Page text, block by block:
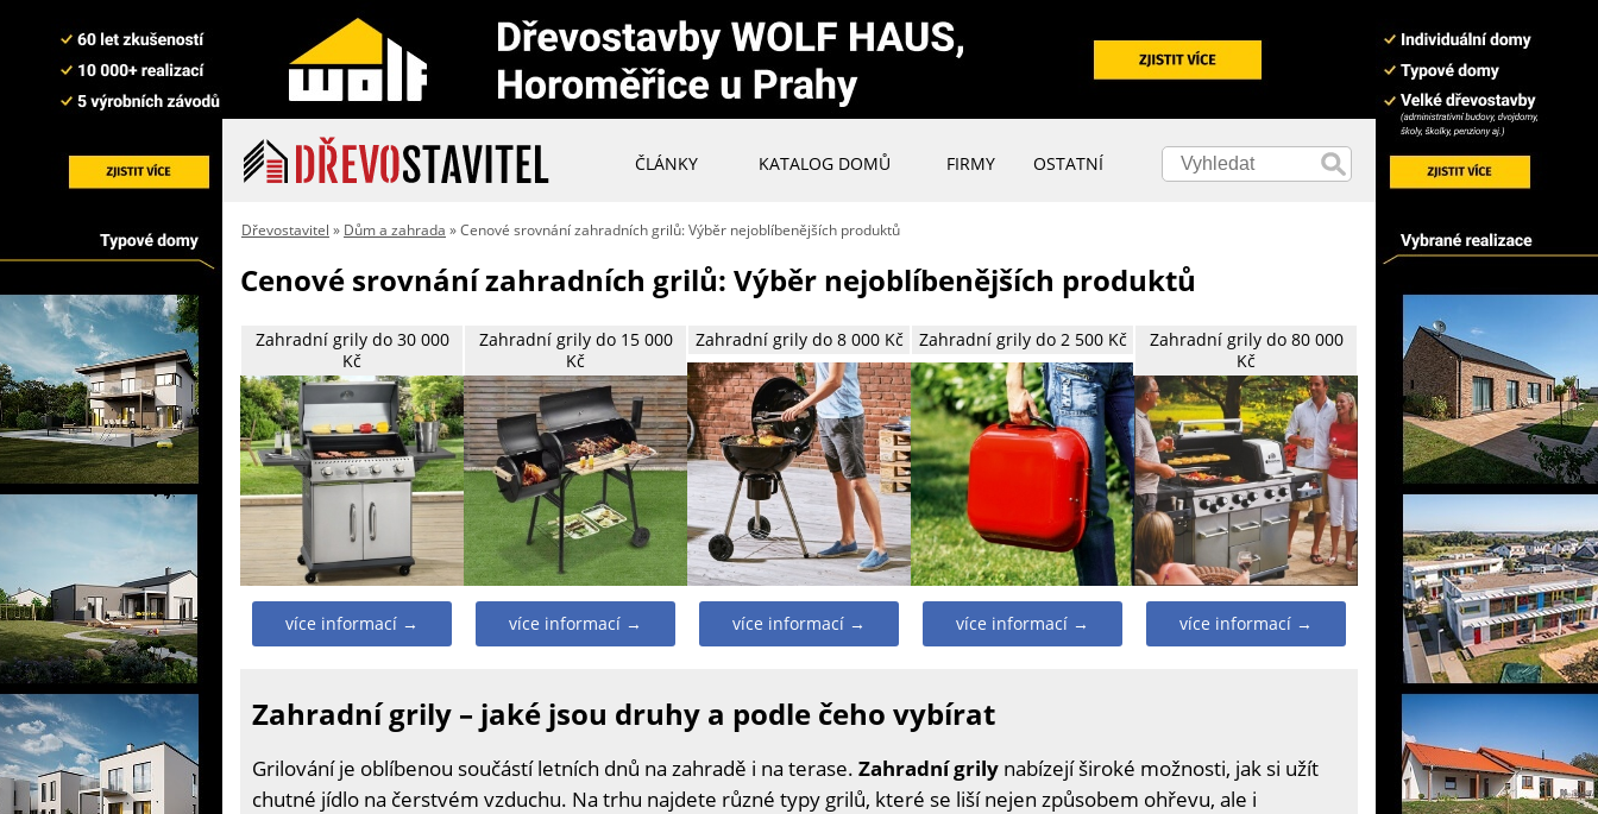
ČLÁNKY KATALOG DOMŮ FIRMY OSTATNÍ
Dřevostavitel » Dům a zahrada » Cenové srovnání zahradních grilů: Výběr nejoblíbenějších produktů
Cenové srovnání zahradních grilů: Výběr nejoblíbenějších produktů
Zahradní grily do 30 000
Kč
více informací →
Zahradní grily do 15 000
Kč
více informací →
Zahradní grily do 8 000 Kč
více informací →
Zahradní grily do 2 500 Kč
více informací →
Zahradní grily do 80 000
Kč
více informací →
Zahradní grily – jaké jsou druhy a podle čeho vybírat
Grilování je oblíbenou součástí letních dnů na zahradě i na terase. Zahradní grily nabízejí široké možnosti, jak si užít
chutné jídlo na čerstvém vzduchu. Na trhu najdete různé typy grilů, které se liší nejen způsobem ohřevu, ale i